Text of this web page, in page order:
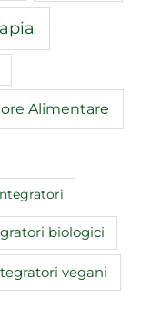
Alimentare
biologici
vegani